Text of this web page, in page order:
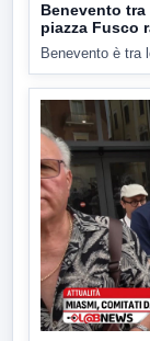
Benevento
piazza Fusco
Benevento è tra